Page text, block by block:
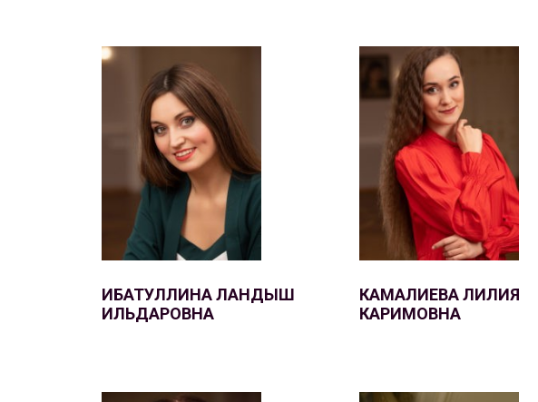
ИБАТУЛЛИНА ЛАНДЫШ
ИЛЬДАРОВНА
КАМАЛИЕВА ЛИЛИЯ
КАРИМОВНА